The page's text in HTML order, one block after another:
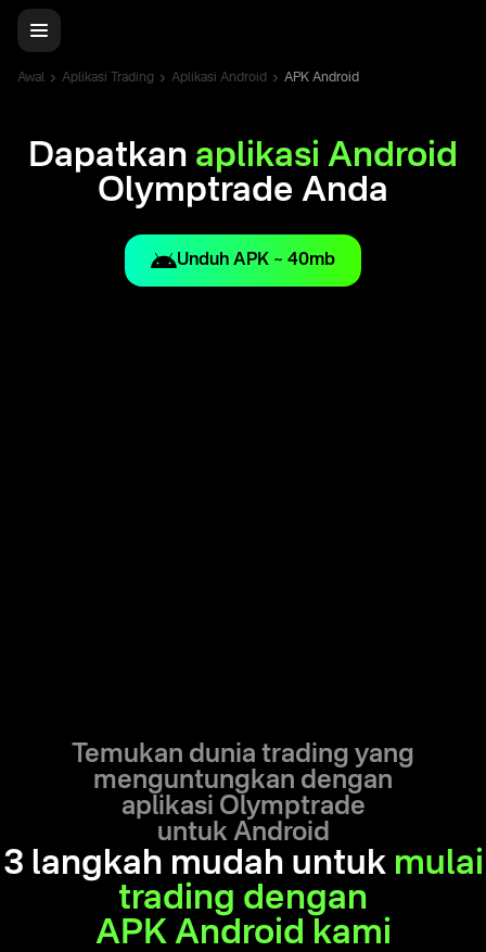
Awal Aplikasi Trading Aplikasi Android APK Android
Dapatkan aplikasi Android
Olymptrade Anda
Unduh APK ~ 40mb
Temukan dunia trading yang
menguntungkan dengan
aplikasi Olymptrade
untuk Android
3 langkah mudah untuk mulai
trading dengan
APK Android kami